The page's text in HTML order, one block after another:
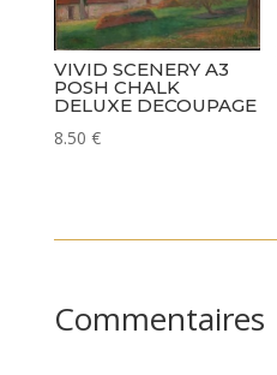
VIVID SCENERY A3
POSH CHALK
DELUXE DECOUPAGE
8.50 €
Commentaires